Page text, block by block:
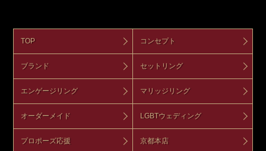
TOP コンセプト
ブランド セットリング
エンゲージリング マリッジリング
オーダーメイド LGBTウェディング
プロポーズ応援 京都本店